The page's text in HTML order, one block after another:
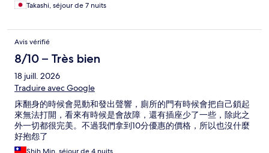
Takashi, séjour de 7 nuits
Avis vérifié
8/10 – Très bien
18 juill. 2026
Traduire avec Google
床翻身的時候會晃動和發出聲響，廁所的門有時候會把自己鎖起
來無法打開，看來有時候是會故障，還有插座少了一些，除此之
外一切都很完美。不過我們拿到10分優惠的價格，所以也沒什麼
好抱怨了